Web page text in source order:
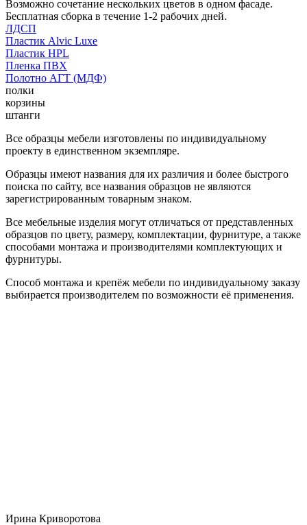
Возможно сочетание нескольких цветов в одном фасаде.
Бесплатная сборка в течение 1-2 рабочих дней.
ЛДСП
Пластик Alvic Luxe
Пластик HPL
Пленка ПВХ
Полотно АГТ (МДФ)
полки
корзины
штанги
Все образцы мебели изготовлены по индивидуальному
проекту в единственном экземпляре.
Образцы имеют названия для их различия и более быстрого
поиска по сайту, все названия образцов не являются
зарегистрированным товарным знаком.
Все мебельные изделия могут отличаться от представленных
образцов по цвету, размеру, комплектации, фурнитуре, а также
способами монтажа и производителями комплектующих и
фурнитуры.
Способ монтажа и крепёж мебели по индивидуальному заказу
выбирается производителем по возможности её применения.
Ирина Криворотова